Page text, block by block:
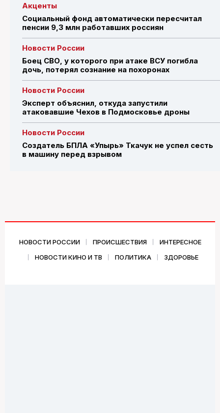
Акценты
Социальный фонд автоматически пересчитал
пенсии 9,3 млн работавших россиян
Новости России
Боец СВО, у которого при атаке ВСУ погибла
дочь, потерял сознание на похоронах
Новости России
Эксперт объяснил, откуда запустили
атаковавшие Чехов в Подмосковье дроны
Новости России
Создатель БПЛА «Упырь» Ткачук не успел сесть
в машину перед взрывом
НОВОСТИ РОССИИ ПРОИСШЕСТВИЯ
ИНТЕРЕСНОЕ
НОВОСТИ КИНО И ТВ
ПОЛИТИКА ЗДОРОВЬЕ